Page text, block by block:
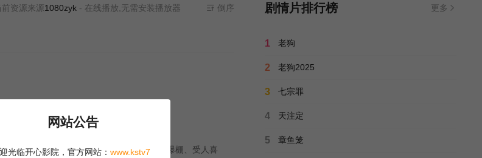
1080zyk- 在线播放,无需安装播放器 倒序
不入。她的室友里香则截然不同：她人气爆棚、受人喜
剧情片排行榜 更多
1 老狗
2 老狗2025
3 七宗罪
4 天注定
5 章鱼笼
网站公告
光临开心影院，官方网站： www.kstv7